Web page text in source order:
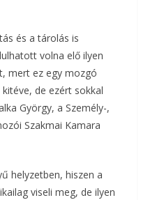
és a tárolás is
volna elő ilyen
mert ez egy mozgó
de ezért sokkal
György, a Személy-,
Szakmai Kamara
helyzetben, hiszen a
viseli meg, de ilyen